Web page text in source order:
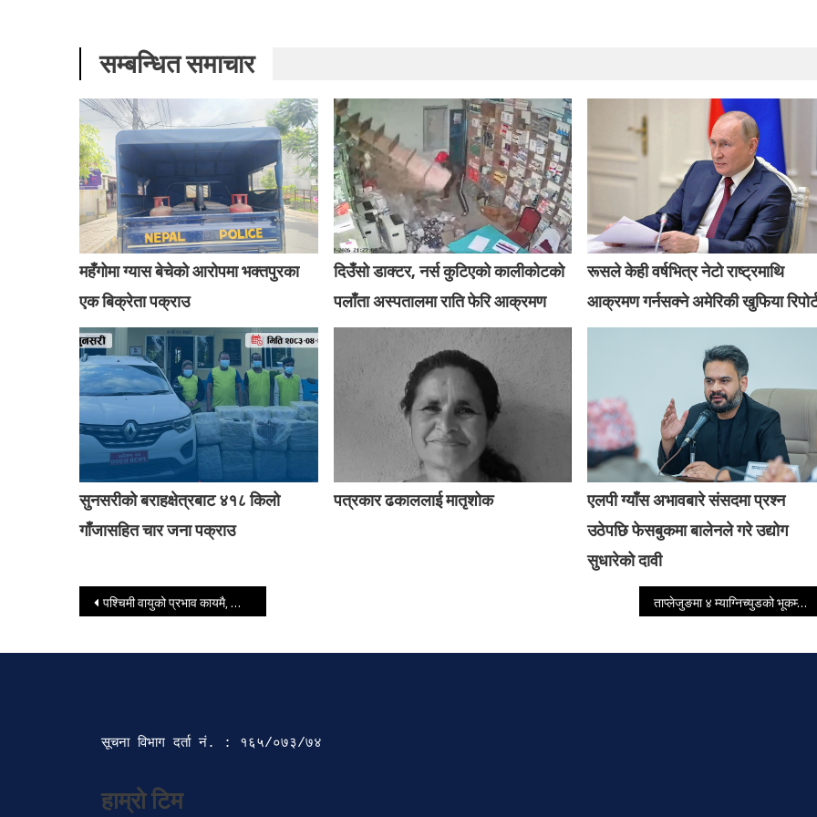
सम्बन्धित समाचार
महँगोमा ग्यास बेचेको आरोपमा भक्तपुरका
एक बिक्रेता पक्राउ
दिउँसो डाक्टर, नर्स कुटिएको कालीकोटको
पलाँता अस्पतालमा राति फेरि आक्रमण
रूसले केही वर्षभित्र नेटो राष्ट्रमाथि
आक्रमण गर्नसक्ने अमेरिकी खुफिया
सुनसरीको बराहक्षेत्रबाट ४१८ किलो
गाँजासहित चार जना पक्राउ
पत्रकार ढकाललाई मातृशोक
एलपी ग्याँस अभावबारे संसदमा प्रश्न
उठेपछि फेसबुकमा बालेनले गरे उद्योग
सुधारेको दावी
Post navigation
पश्चिमी वायुको प्रभाव कायमै, आज यी चार प्रदेशमा वर्षाको सम्भावना ताप्लेजुङमा ४ म्याग्निच्युडको भूकम्प
सूचना विभाग दर्ता‍ नं. : १६५/०७३/७४
हाम्रो टिम